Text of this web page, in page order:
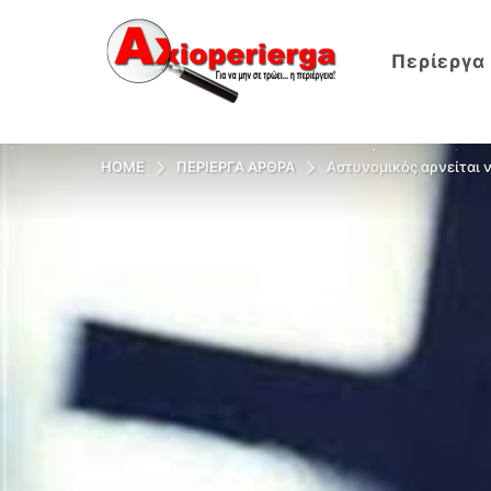
Περίεργα
HOME ΠΕΡΊΕΡΓΑ ΆΡΘΡΑ Αστυνομικός αρνείται